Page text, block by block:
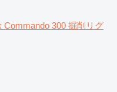
Commando 300 掘削リグ